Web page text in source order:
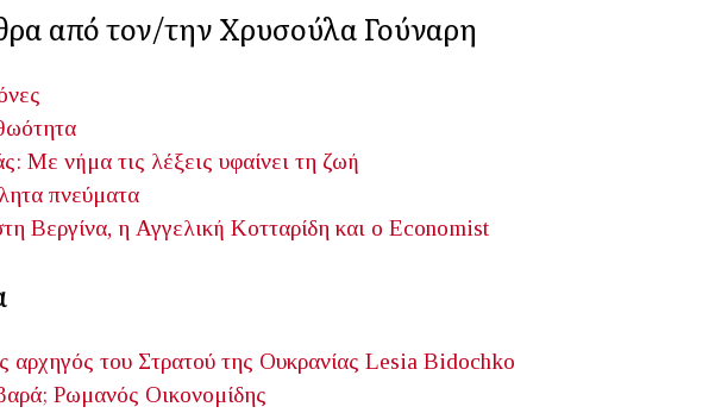
από τον/την Χρυσούλα Γούναρη
Mε νήμα τις λέξεις υφαίνει τη ζωή
πνεύματα
Βεργίνα, η Αγγελική Κοτταρίδη και ο Economist
αρχηγός του Στρατού της Ουκρανίας Lesia Bidochko
Ρωμανός Οικονομίδης